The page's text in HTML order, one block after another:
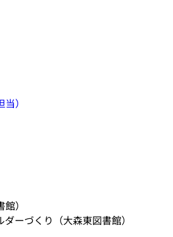
）
）
ーづくり（大森東図書館）